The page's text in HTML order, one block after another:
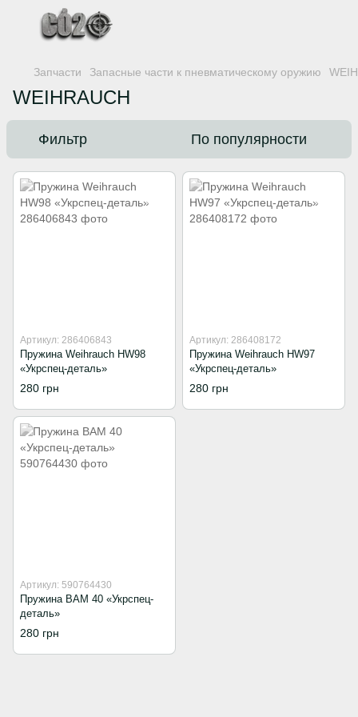
Запчасти Запасные части к пневматическому оружию
WEIHRAUCH
Фильтр По популярности
Артикул: 286406843
Пружина Weihrauch HW98
«Укрспец-деталь»
280 грн
Артикул: 286408172
Пружина Weihrauch HW97
«Укрспец-деталь»
280 грн
Артикул: 590764430
Пружина BAM 40 «Укрспец-
деталь»
280 грн